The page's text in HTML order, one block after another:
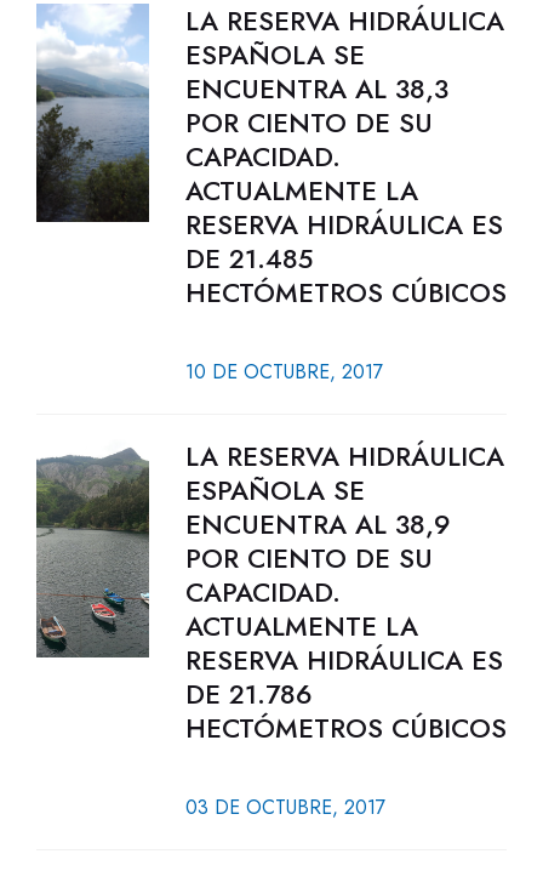
LA RESERVA HIDRÁULICA
ESPAÑOLA SE
ENCUENTRA AL 38,3
POR CIENTO DE SU
CAPACIDAD.
ACTUALMENTE LA
RESERVA HIDRÁULICA ES
DE 21.485
HECTÓMETROS CÚBICOS
10 DE OCTUBRE, 2017
LA RESERVA HIDRÁULICA
ESPAÑOLA SE
ENCUENTRA AL 38,9
POR CIENTO DE SU
CAPACIDAD.
ACTUALMENTE LA
RESERVA HIDRÁULICA ES
DE 21.786
HECTÓMETROS CÚBICOS
03 DE OCTUBRE, 2017